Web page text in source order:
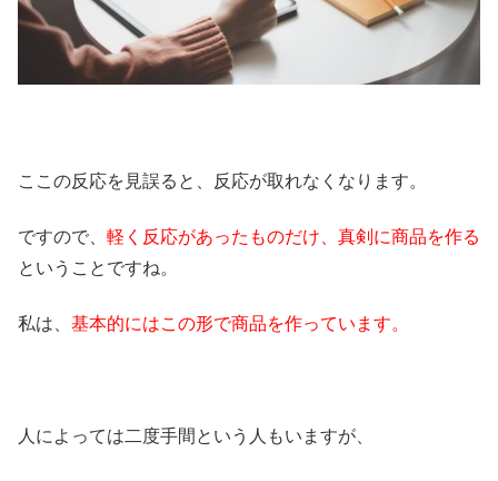
ここの反応を見誤ると、反応が取れなくなります。
ですので、 軽く反応があったものだけ、真剣に商品を作る
ということですね。
私は、 基本的にはこの形で商品を作っています。
人によっては二度手間という人もいますが、